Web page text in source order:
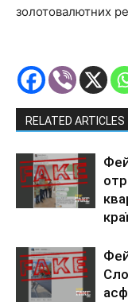
золотовалютних
RELATED ARTICLES